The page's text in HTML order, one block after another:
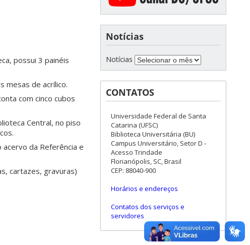
possui 3 painéis
mesas de acrílico.
com cinco cubos
Central, no piso
da Referência e
cartazes, gravuras)
Notícias
Notícias
CONTATOS
Universidade Federal de Santa
Catarina (UFSC)
Biblioteca Universitária (BU)
Campus Universitário, Setor D -
Acesso Trindade
Florianópolis, SC, Brasil
CEP: 88040-900
Horários e endereços
Contatos dos serviços e
servidores